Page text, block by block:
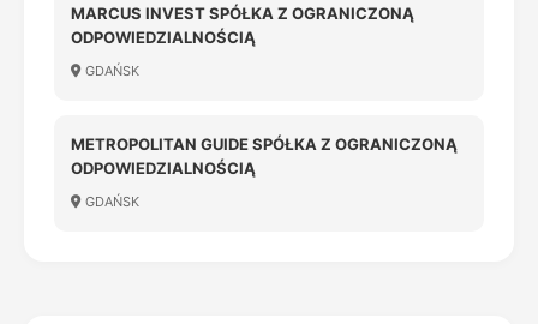
MARCUS INVEST SPÓŁKA Z OGRANICZONĄ
ODPOWIEDZIALNOŚCIĄ
GDAŃSK
METROPOLITAN GUIDE SPÓŁKA Z OGRANICZONĄ
ODPOWIEDZIALNOŚCIĄ
GDAŃSK